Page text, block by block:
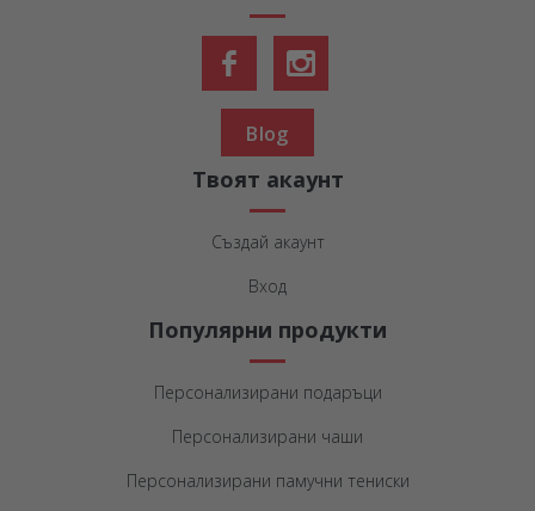
Blog
Твоят акаунт
Създай акаунт
Вход
Популярни продукти
Персонализирани подаръци
Персонализирани чаши
Персонализирани памучни тениски